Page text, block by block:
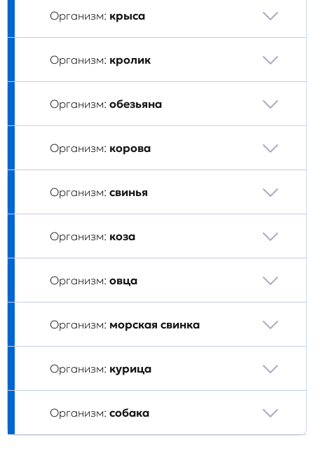
Организм: крыса
Организм: кролик
Организм: обезьяна
Организм: корова
Организм: свинья
Организм: коза
Организм: овца
Организм: морская свинка
Организм: курица
Организм: собака